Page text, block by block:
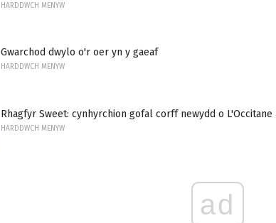
HARDDWCH MENYW
Gwarchod dwylo o'r oer yn y gaeaf
HARDDWCH MENYW
Rhagfyr Sweet: cynhyrchion gofal corff newydd o
HARDDWCH MENYW
ad